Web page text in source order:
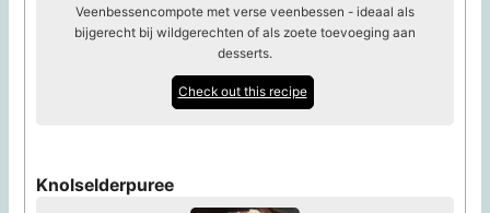
Veenbessencompote met verse veenbessen - ideaal als
bijgerecht bij wildgerechten of als zoete toevoeging aan
desserts.
Check out this recipe
Knolselderpuree